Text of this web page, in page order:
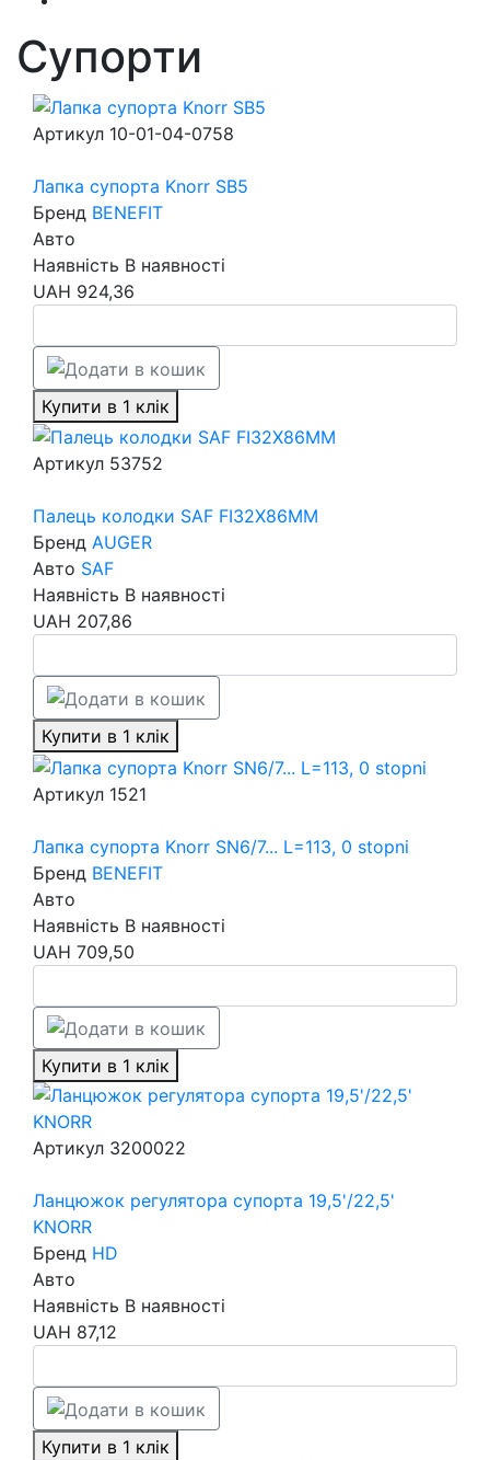
Супорти
Артикул 10-01-04-0758
Лапка супорта Knorr SB5
Бренд BENEFIT
Авто
Наявність В наявності
UAH 924,36
Купити в 1 клік
Артикул 53752
Палець колодки SAF FI32X86MM
Бренд AUGER
Авто SAF
Наявність В наявності
UAH 207,86
Купити в 1 клік
Артикул 1521
Лапка супорта Knorr SN6/7... L=113, 0 stopni
Бренд BENEFIT
Авто
Наявність В наявності
UAH 709,50
Купити в 1 клік
Артикул 3200022
Ланцюжок регулятора супорта 19,5'/22,5'
KNORR
Бренд HD
Авто
Наявність В наявності
UAH 87,12
Купити в 1 клік